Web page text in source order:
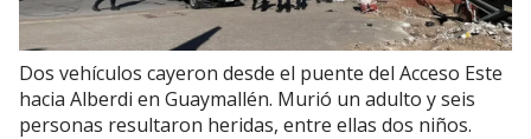
Dos vehículos cayeron desde el puente del Acceso Este
hacia Alberdi en Guaymallén. Murió un adulto y seis
personas resultaron heridas, entre ellas dos niños.